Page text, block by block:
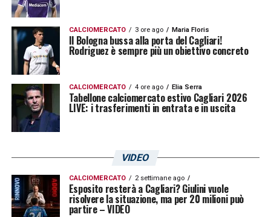
CALCIOMERCATO 3 ore ago Maria Floris
Il Bologna bussa alla porta del Cagliari!
Rodriguez è sempre più un obiettivo concreto
CALCIOMERCATO 4 ore ago Elia Serra
Tabellone calciomercato estivo Cagliari 2026
LIVE: i trasferimenti in entrata e in uscita
VIDEO
CALCIOMERCATO 2 settimane ago
Esposito resterà a Cagliari? Giulini vuole
risolvere la situazione, ma per 20 milioni può
partire – VIDEO